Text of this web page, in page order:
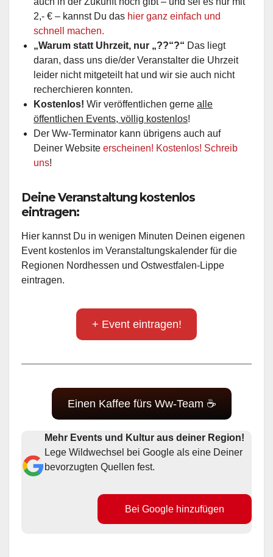
2,- € – kannst Du das hier ganz einfach und
schnell machen.
„Warum statt Uhrzeit, nur „??“?“ Das liegt
daran, dass uns die/der Veranstalter die Uhrzeit
leider nicht mitgeteilt hat und wir sie auch nicht
recherchieren konnten.
Kostenlos! Wir veröffentlichen gerne alle
öffentlichen Events, völlig kostenlos!
Der Ww-Terminator kann übrigens auch auf
Deiner Website erscheinen! Kostenlos! Schreib
uns!
Deine Veranstaltung kostenlos
eintragen:
Hier kannst Du in wenigen Minuten Deinen eigenen
Event kostenlos im Veranstaltungskalender für die
Regionen Nordhessen und Ostwestfalen-Lippe
eintragen.
+ Event eintragen!
Einen Kaffee fürs Ww-Team ☕
Mehr Events und Kultur aus deiner Region!
Lege Wildwechsel bei Google als eine Deiner
bevorzugten Quellen fest.
Bei Google hinzufügen